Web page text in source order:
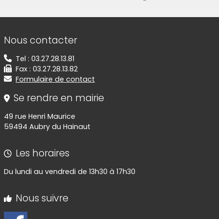
Informations de contact
Nous contacter
Tel : 03.27.28.13.81
Fax : 03.27.28.13.82
Formulaire de contact
Se rendre en mairie
49 rue Henri Maurice
59494 Aubry du Hainaut
Les horaires
Du lundi au vendredi de 13h30 à 17h30
Nous suivre